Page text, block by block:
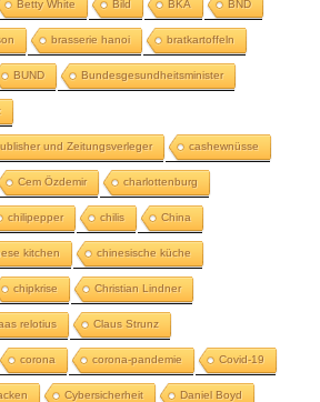
Betty White Bild BKA BND
brasserie hanoi bratkartoffeln
BUND Bundesgesundheitsminister
und Zeitungsverleger cashewnüsse
Cem Özdemir charlottenburg
chilipepper chilis China
kitchen chinesische küche
chipkrise Christian Lindner
relotius Claus Strunz
corona corona-pandemie Covid-19
Cybersicherheit Daniel Boyd